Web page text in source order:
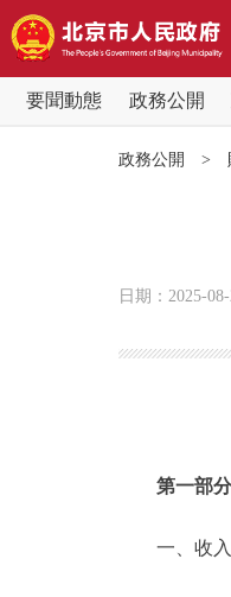
要聞動態 政務公開
政務公開 >
日期：2025-
第一部分
一、收入